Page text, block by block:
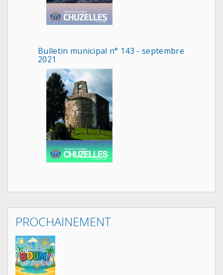
Bulletin municipal n° 143 - septembre
2021
PROCHAINEMENT
28
Aoû